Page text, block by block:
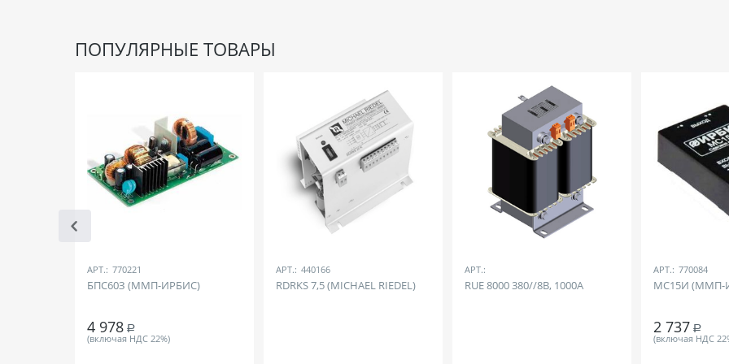
ПОПУЛЯРНЫЕ ТОВАРЫ
АРТ.: 770221
БПС60З (ММП-ИРБИС)
4 978 Р
(включая НДС 22%)
АРТ.: 440166
RDRKS 7,5 (MICHAEL RIEDEL)
АРТ.:
RUE 8000 380//8B, 1000A
АРТ.: 770084
МС15И (ММП-
2 737 Р
(включая НДС